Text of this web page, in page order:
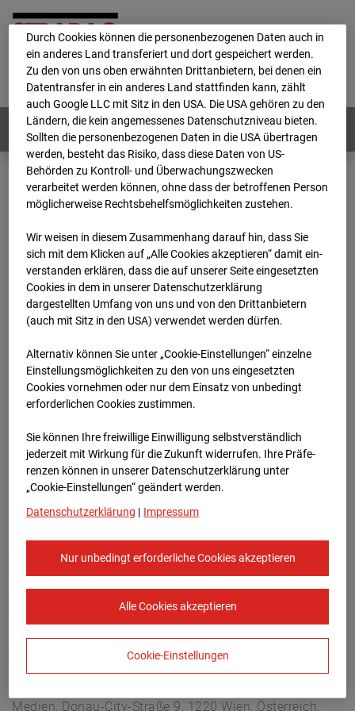
Home E-Mail Impressum
Login
Deutsch / English
Webcams: Alle Länder
Home
Deutschland
BC-189 - BV-Ausbau Bonatzbau -Cam7
Archiv
2026 07 08 06:15
BC-189 - BV-Ausbau
Bonatzbau -Cam7
Arnulf Klett Platz, 70173 Stuttgart
Zur Übersicht
Europe/Berlin
Medien, Donau-City-Straße 9, 1220 Wien, Österreich,
Durch Cookies können die personenbezogenen Daten auch in
ein anderes Land transferiert und dort gespeichert werden.
Zu den von uns oben erwähnten Drittanbietern, bei denen ein
Datentransfer in ein anderes Land stattfinden kann, zählt
auch Google LLC mit Sitz in den USA. Die USA gehören zu den
Ländern, die kein angemessenes Datenschutzniveau bieten.
Sollten die personenbezogenen Daten in die USA übertragen
werden, besteht das Risiko, dass diese Daten von US-
Behörden zu Kontroll- und Überwachungszwecken
verarbeitet werden können, ohne dass der betroffenen Person
möglicherweise Rechtsbehelfsmöglichkeiten zustehen.
Wir weisen in diesem Zusammenhang darauf hin, dass Sie
sich mit dem Klicken auf „Alle Cookies akzeptieren“ damit ein­
ver­standen erklären, dass die auf unserer Seite eingesetzten
Cookies in dem in unserer Datenschutzerklärung
dargestellten Umfang von uns und von den Drittanbietern
(auch mit Sitz in den USA) verwendet werden dürfen.
Alternativ können Sie unter „Cookie-Einstellungen“ einzelne
Einstellungsmöglichkeiten zu den von uns eingesetzten
Cookies vornehmen oder nur dem Einsatz von unbedingt
erforderlichen Cookies zustimmen.
Sie können Ihre freiwillige Einwilligung selbstverständlich
jederzeit mit Wirkung für die Zukunft widerrufen. Ihre Prä­fe­
renzen können in unserer Datenschutzerklärung unter
„Cookie-Einstellungen“ geändert werden.
Datenschutzerklärung | Impressum
Nur unbedingt erforderliche Cookies akzeptieren
Alle Cookies akzeptieren
Cookie-Einstellungen